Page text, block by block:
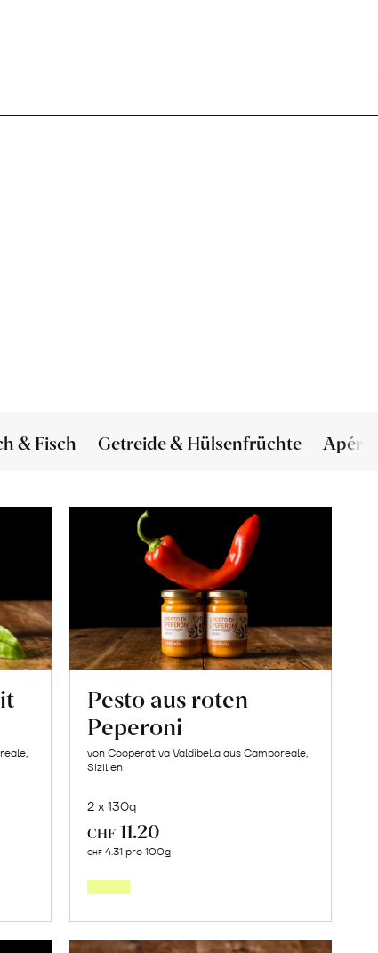
& Fisch Getreide & Hülsenfrüchte Apéro
Pesto aus roten
Peperoni
von Cooperativa Valdibella aus Camporeale,
Sizilien
2 x 130g
CHF 11.20
CHF 4.31 pro 100g